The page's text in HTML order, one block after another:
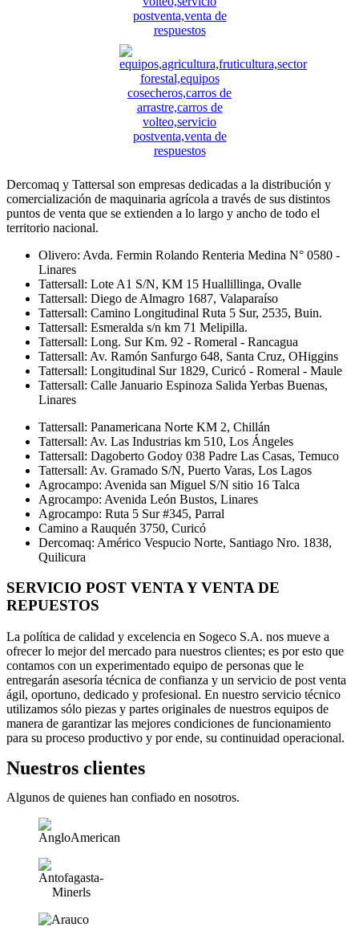
Dercomaq y Tattersal son empresas dedicadas a la distribución y
comercialización de maquinaria agrícola a través de sus distintos
puntos de venta que se extienden a lo largo y ancho de todo el
territorio nacional.
Olivero: Avda. Fermin Rolando Renteria Medina N° 0580 -
Linares
Tattersall: Lote A1 S/N, KM 15 Huallillinga, Ovalle
Tattersall: Diego de Almagro 1687, Valaparaíso
Tattersall: Camino Longitudinal Ruta 5 Sur, 2535, Buin.
Tattersall: Esmeralda s/n km 71 Melipilla.
Tattersall: Long. Sur Km. 92 - Romeral - Rancagua
Tattersall: Av. Ramón Sanfurgo 648, Santa Cruz, OHiggins
Tattersall: Longitudinal Sur 1829, Curicó - Romeral - Maule
Tattersall: Calle Januario Espinoza Salida Yerbas Buenas,
Linares
Tattersall: Panamericana Norte KM 2, Chillán
Tattersall: Av. Las Industrias km 510, Los Ángeles
Tattersall: Dagoberto Godoy 038 Padre Las Casas, Temuco
Tattersall: Av. Gramado S/N, Puerto Varas, Los Lagos
Agrocampo: Avenida san Miguel S/N sitio 16 Talca
Agrocampo: Avenida León Bustos, Linares
Agrocampo: Ruta 5 Sur #345, Parral
Camino a Rauquén 3750, Curicó
Dercomaq: Américo Vespucio Norte, Santiago Nro. 1838,
Quilicura
SERVICIO POST VENTA Y VENTA DE
REPUESTOS
La política de calidad y excelencia en Sogeco S.A. nos mueve a
ofrecer lo mejor del mercado para nuestros clientes; es por esto que
contamos con un experimentado equipo de personas que le
entregarán asesoría técnica de confianza y un servicio de post venta
ágil, oportuno, dedicado y profesional. En nuestro servicio técnico
utilizamos sólo piezas y partes originales de nuestros equipos de
manera de garantizar las mejores condiciones de funcionamiento
para su proceso productivo y por ende, su continuidad operacional.
Nuestros clientes
Algunos de quienes han confiado en nosotros.